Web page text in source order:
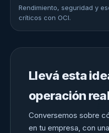
Rendimiento, seguridad y
críticos con OCI.
Llevá esta
operación
Conversemos sobre
en tu empresa, con